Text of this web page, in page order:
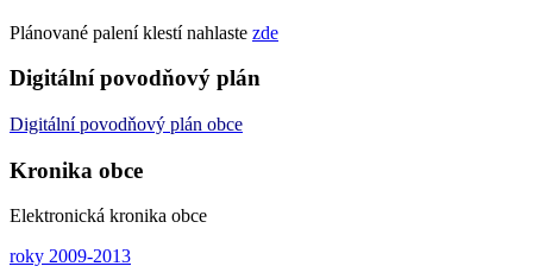
Plánované palení klestí nahlaste zde
Digitální povodňový plán
Digitálnípovodňový plán obce
Kronika obce
Elektronická kronika obce
roky 2009-2013